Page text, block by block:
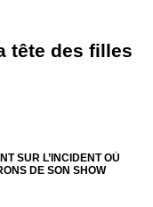
tête des filles
SUR L’INCIDENT OÙ
DE SON SHOW